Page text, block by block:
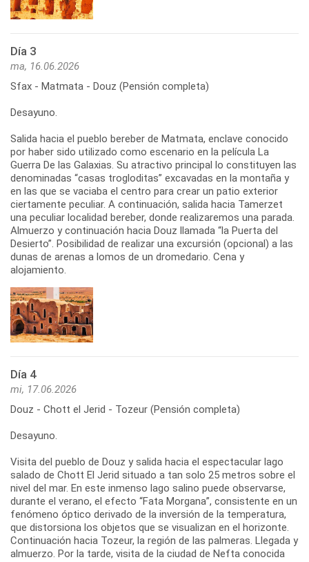
Día 3
ma, 16.06.2026
Sfax - Matmata - Douz (Pensión completa)
Desayuno.
Salida hacia el pueblo bereber de Matmata, enclave conocido
por haber sido utilizado como escenario en la película La
Guerra De las Galaxias. Su atractivo principal lo constituyen las
denominadas “casas trogloditas” excavadas en la montaña y
en las que se vaciaba el centro para crear un patio exterior
ciertamente peculiar. A continuación, salida hacia Tamerzet
una peculiar localidad bereber, donde realizaremos una parada.
Almuerzo y continuación hacia Douz llamada “la Puerta del
Desierto”. Posibilidad de realizar una excursión (opcional) a las
dunas de arenas a lomos de un dromedario. Cena y
alojamiento.
Día 4
mi, 17.06.2026
Douz - Chott el Jerid - Tozeur (Pensión completa)
Desayuno.
Visita del pueblo de Douz y salida hacia el espectacular lago
salado de Chott El Jerid situado a tan solo 25 metros sobre el
nivel del mar. En este inmenso lago salino puede observarse,
durante el verano, el efecto “Fata Morgana”, consistente en un
fenómeno óptico derivado de la inversión de la temperatura,
que distorsiona los objetos que se visualizan en el horizonte.
Continuación hacia Tozeur, la región de las palmeras. Llegada y
almuerzo. Por la tarde, visita de la ciudad de Nefta conocida